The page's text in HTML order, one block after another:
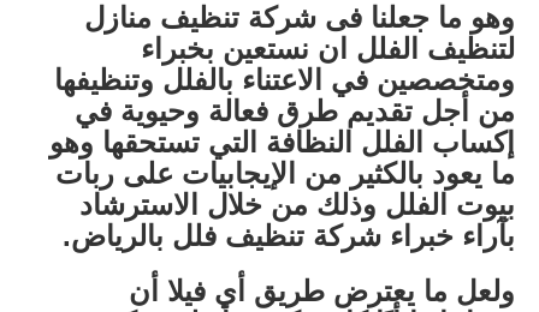
وهو ما جعلنا فى شركة تنظيف منازل
لتنظيف الفلل ان نستعين بخبراء
ومتخصصين في الاعتناء بالفلل وتنظيفها
من أجل تقديم طرق فعالة وحيوية في
إكساب الفلل النظافة التي تستحقها وهو
ما يعود بالكثير من الإيجابيات على ربات
بيوت الفلل وذلك من خلال الاسترشاد
بآراء خبراء شركة تنظيف فلل بالرياض.
ولعل ما يعترض طريق أي فيلا أن